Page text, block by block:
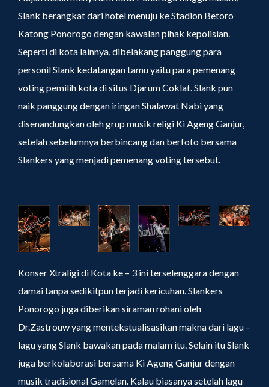
Slank berangkat dari hotel menuju ke Stadion Betoro
Katong Ponorogo dengan kawalan pihak kepolisian.
Seperti di kota lainnya, dibelakang panggung para
personil Slank kedatangan tamu yaitu para pemenang
voting pemilih kota di situs Djarum Coklat. Slank pun
naik panggung dengan iringan Shalawat Nabi yang
disenandungkan oleh grup musik religi Ki Ageng Ganjur,
setelah sebelumnya berbincang dan berfoto bersama
Slankers yang menjadi pemenang voting tersebut.
Konser Xtraligi di Kota ke – 3 ini terselenggara dengan
damai tanpa sedikitpun terjadi kericuhan. Slankers
Ponorogo juga diberikan siraman rohani oleh
Dr.Zastrouw yang mentekstualisasikan makna dari lagu –
lagu yang Slank bawakan pada malam itu. Selain itu Slank
juga berkolaborasi bersama Ki Ageng Ganjur dengan
musik tradisional Gamelan. Kalau biasanya setelah lagu